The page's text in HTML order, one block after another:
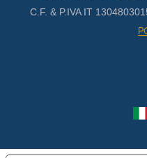
C.F. & P.IVA IT